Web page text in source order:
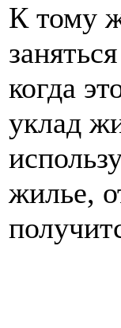
К тому
когда
уклад
жилье,